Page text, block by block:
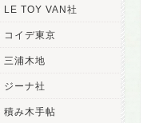
LE TOY VAN社
コイデ東京
三浦木地
ジーナ社
積み木手帖